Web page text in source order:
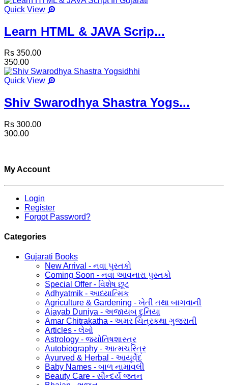
Quick View
Learn HTML & JAVA Scrip...
Rs 350.00
350.00
Quick View
Shiv Swarodhya Shastra Yogs...
Rs 300.00
300.00
My Account
Login
Register
Forgot Password?
Categories
Gujarati Books
New Arrival - નવા પુસ્તકો
Coming Soon - નવા આવનારા પુસ્તકો
Special Offer - વિશેષ છૂટ
Adhyatmik - આધ્યાત્મિક
Agriculture & Gardening - ખેતી તથા બાગવાની
Ajayab Duniya - અજાયબ દુનિયા
Amar Chitrakatha - અમર ચિત્રકથા ગુજરાતી
Articles - લેખો
Astrology - જ્યોતિષશાસ્ત્ર
Autobiography - આત્મચરિત્ર
Ayurved & Herbal - આયૂર્વેદ
Baby Names - બાળ નામાવલી
Beauty Care - સૌન્દર્ય જતન